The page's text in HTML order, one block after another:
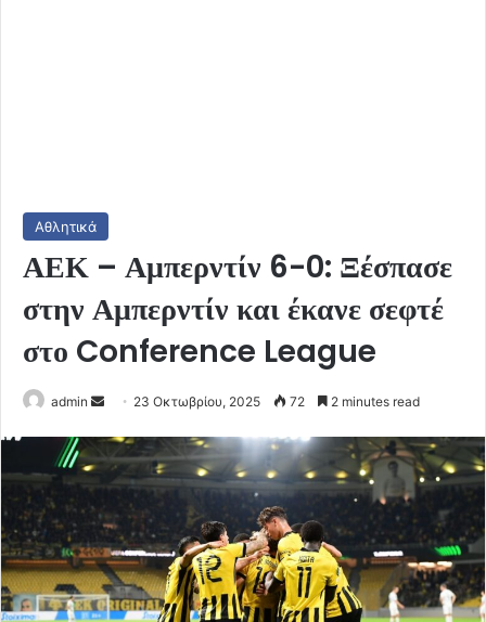
Αθλητικά
ΑΕΚ – Αμπερντίν 6-0: Ξέσπασε
στην Αμπερντίν και έκανε σεφτέ
στο Conference League
admin
Send
email
23 Οκτωβρίου, 2025 72 2 minutes read